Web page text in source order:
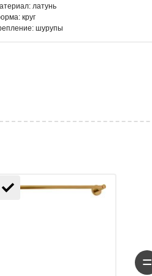
латунь
круг
шурупы
=